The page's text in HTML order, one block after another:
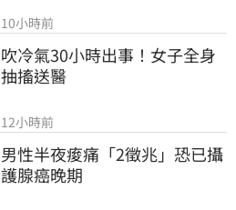
10小時前
吹冷氣30小時出事！女子全身
抽搐送醫
12小時前
男性半夜痠痛「2徵兆」恐已攝
護腺癌晚期